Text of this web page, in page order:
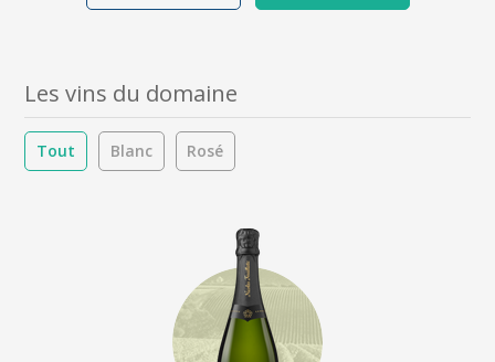
Les vins du domaine
Tout Blanc Rosé